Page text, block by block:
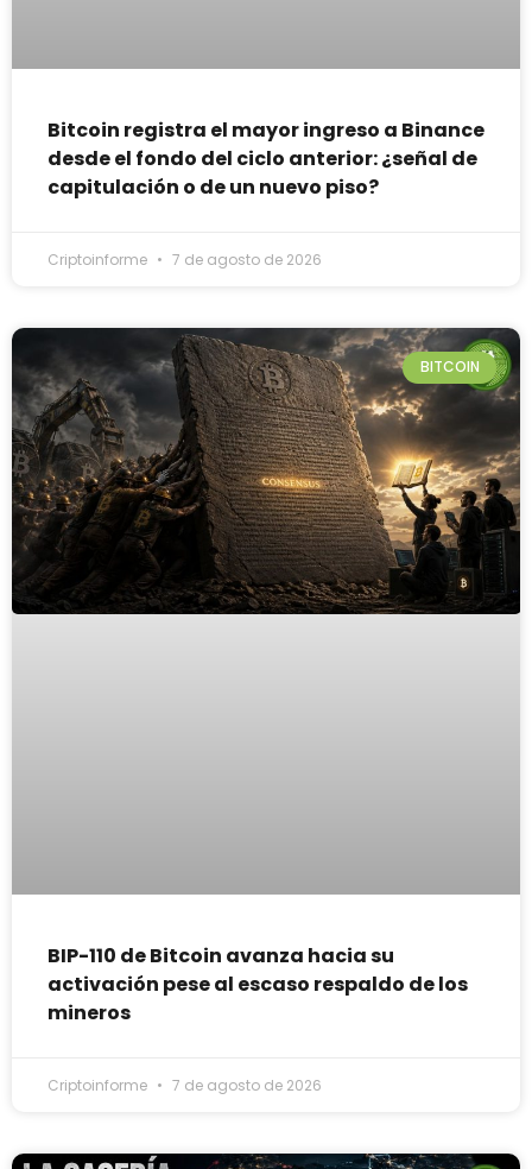
Bitcoin registra el mayor ingreso a Binance
desde el fondo del ciclo anterior: ¿señal de
capitulación o de un nuevo piso?
Criptoinforme 7 de agosto de 2026
BITCOIN
BIP-110 de Bitcoin avanza hacia su
activación pese al escaso respaldo de los
mineros
Criptoinforme 7 de agosto de 2026